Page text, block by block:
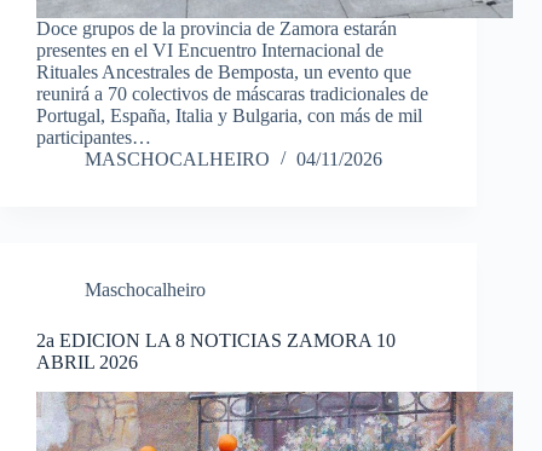
Doce grupos de la provincia de Zamora estarán
presentes en el VI Encuentro Internacional de
Rituales Ancestrales de Bemposta, un evento que
reunirá a 70 colectivos de máscaras tradicionales de
Portugal, España, Italia y Bulgaria, con más de mil
participantes…
MASCHOCALHEIRO
04/11/2026
Maschocalheiro
2a EDICION LA 8 NOTICIAS ZAMORA 10
ABRIL 2026